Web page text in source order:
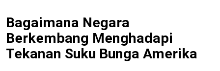
Bagaimana Negara
Berkembang Menghadapi
Tekanan Suku Bunga Amerika